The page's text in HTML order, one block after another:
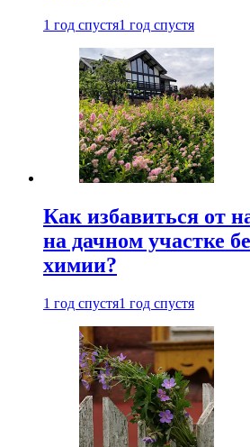
1 год спустя1 год спустя
Как избавиться от
на дачном участке
химии?
1 год спустя1 год спустя